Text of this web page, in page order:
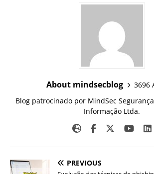
About mindsecblog
3696
Blog patrocinado por MindSec
Informação Ltda.
PREVIOUS